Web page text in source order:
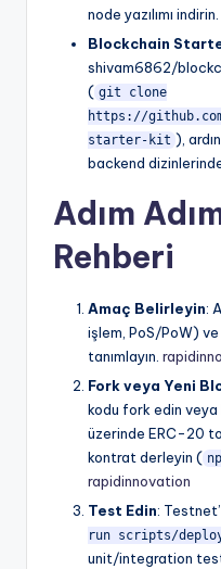
node yazılımı indirin.
Blockchain
shivam6862/
( git clone
https://
starter-kit ),
backend
Adım
Rehberi
Amaç Belirleyin:
işlem, PoS/PoW)
tanımlayın.
Fork veya Yeni
kodu fork edin
üzerinde ERC-20
kontrat derleyin (
rapidinnovation
Test Edin:
run scripts/
unit/integration